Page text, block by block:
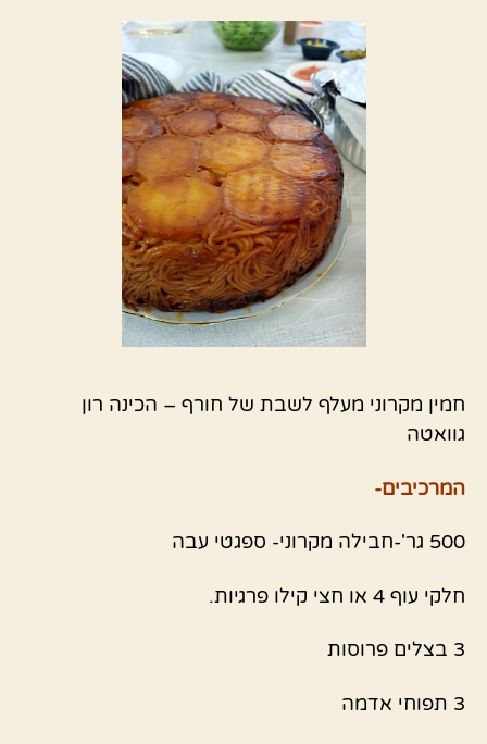
חמין מקרוני מעלף לשבת של חורף – הכינה רון
גוואטה
המרכיבים-
500 גר'-חבילה מקרוני- ספגטי עבה
חלקי עוף 4 או חצי קילו פרגיות.
3 בצלים פרוסות
3 תפוחי אדמה